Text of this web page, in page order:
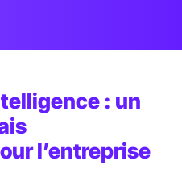
: un
l’entreprise